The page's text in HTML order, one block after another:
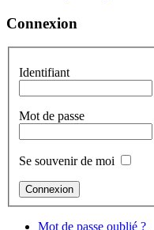
Connexion
Identifiant
Mot de passe
Se souvenir de moi
Mot de passe oublié ?